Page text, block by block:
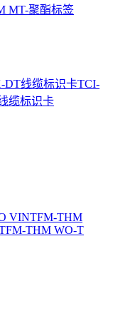
MT-聚酯标签
DT线缆标识卡TCI-
缆标识卡
VINTFM-THM
THM WO-T